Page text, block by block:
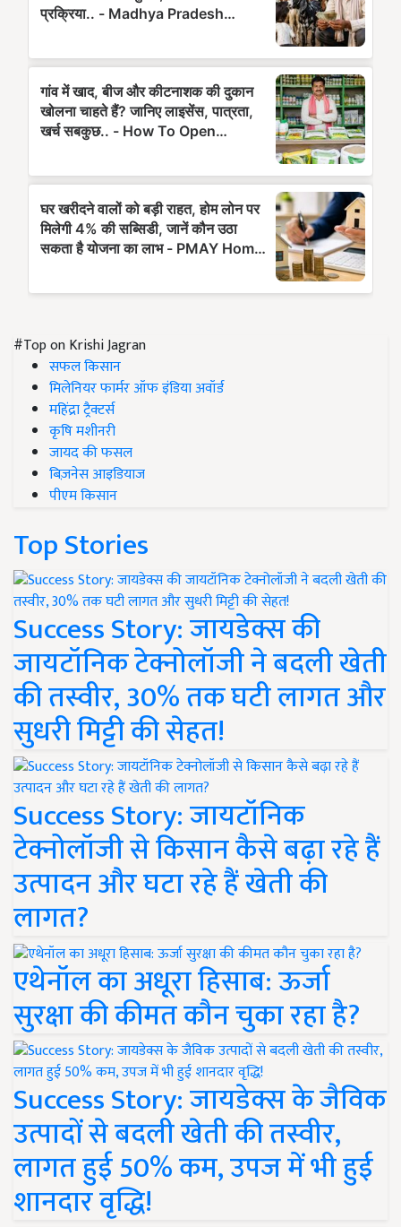
#Top on Krishi Jagran
सफल किसान
मिलेनियर फार्मर ऑफ इंडिया अवॉर्ड
महिंद्रा ट्रैक्टर्स
कृषि मशीनरी
जायद की फसल
बिज़नेस आइडियाज
पीएम किसान
Top Stories
Success Story: जायडेक्स की
जायटॉनिक टेक्नोलॉजी ने बदली खेती
की तस्वीर, 30% तक घटी लागत और
सुधरी मिट्टी की सेहत!
Success Story: जायटॉनिक
टेक्नोलॉजी से किसान कैसे बढ़ा रहे हैं
उत्पादन और घटा रहे हैं खेती की
लागत?
एथेनॉल का अधूरा हिसाब: ऊर्जा
सुरक्षा की कीमत कौन चुका रहा है?
Success Story: जायडेक्स के जैविक
उत्पादों से बदली खेती की तस्वीर,
लागत हुई 50% कम, उपज में भी हुई
शानदार वृद्धि!